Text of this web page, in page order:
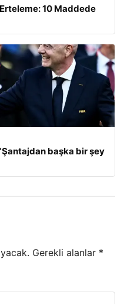
10 Maddede
başka bir şey
Gerekli alanlar *